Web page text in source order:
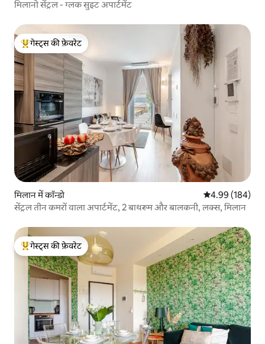
मिलानो सेंट्रल - ग्लक सुइट अपार्टमेंट
गेस्ट्स का टॉप फ़ेवरेट
गेस्ट्स की फ़ेवरेट
मिलान में कॉन्डो औसत रेटिंग 5 में से
4.99 (184)
सेंट्रल तीन कमरों वाला अपार्टमेंट, 2 बाथरूम और बालकनी, लक्स, मिलान
गेस्ट्स का टॉप फ़ेवरेट
गेस्ट्स की फ़ेवरेट